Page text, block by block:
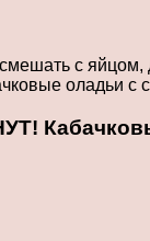
смешать с
оладьи с